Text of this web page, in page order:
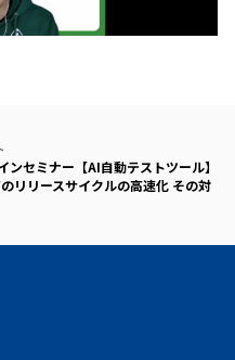
セミナー【AI自動テストツール】
リリースサイクルの高速化 その対